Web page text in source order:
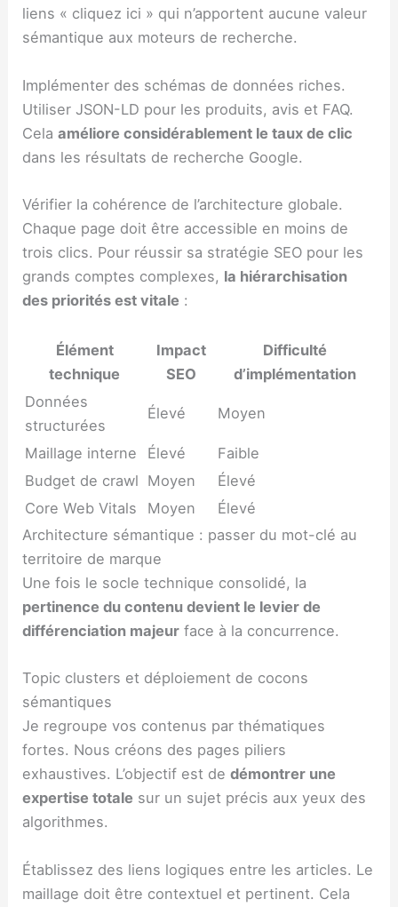
liens « cliquez ici » qui n’apportent aucune valeur
sémantique aux moteurs de recherche.
Implémenter des schémas de données riches.
Utiliser JSON-LD pour les produits, avis et FAQ.
Celaaméliore considérablement le taux de clic
dans les résultats de recherche Google.
Vérifier la cohérence de l’architecture globale.
Chaque page doit être accessible en moins de
trois clics. Pour réussir sa stratégie SEO pour les
grands comptes complexes, la hiérarchisation
des priorités est vitale :
Élément
technique
Impact
SEO
Difficulté
d’implémentation
Données
structurées
Élevé Moyen
Maillage interne Élevé
Faible
Budget de crawl Moyen
Élevé
Core Web Vitals
Moyen
Élevé
Architecture sémantique : passer du mot-clé au
territoire de marque
Une fois le socle technique consolidé, la
pertinence du contenu devient le levier de
différenciation majeur face à la concurrence.
Topic clusters et déploiement de cocons
sémantiques
Je regroupe vos contenus par thématiques
fortes. Nous créons des pages piliers
exhaustives. L’objectif est dedémontrer une
expertise totale sur un sujet précis aux yeux des
algorithmes.
Établissez des liens logiques entre les articles. Le
maillage doit être contextuel et pertinent. Cela